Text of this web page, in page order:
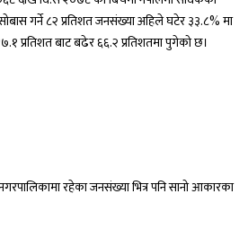
गर्ने ८२ प्रतिशत जनसंख्या अहिले घटेर ३३.८% मा
प्रतिशत बाट बढेर ६६.२ प्रतिशतमा पुगेको छ।
रहेका जनसंख्या भित्र पनि सानो आकारका